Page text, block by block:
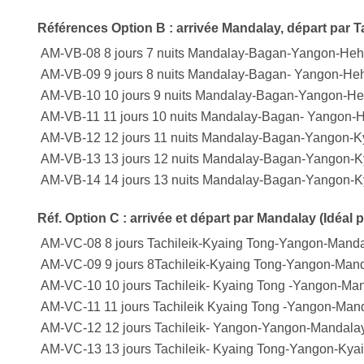
Références Option B : arrivée Mandalay, départ par
AM-VB-08 8 jours 7 nuits Mandalay-Bagan-Yangon-
AM-VB-09 9 jours 8 nuits Mandalay-Bagan- Yangon-
AM-VB-10 10 jours 9 nuits Mandalay-Bagan-Yangon-
AM-VB-11 11 jours 10 nuits Mandalay-Bagan-
AM-VB-12 12 jours 11 nuits Mandalay-Bagan-
AM-VB-13 13 jours 12 nuits Mandalay-Bagan-
AM-VB-14 14 jours 13 nuits Mandalay-Bagan-
Réf. Option C : arrivée et départ par Mandalay
AM-VC-08 8 jours Tachileik-Kyaing Tong-Yangon-
AM-VC-09 9 jours 8Tachileik-Kyaing Tong-Yangon-
AM-VC-10 10 jours Tachileik- Kyaing Tong -Yangon-
AM-VC-11 11 jours Tachileik Kyaing Tong -Yangon-
AM-VC-12 12 jours Tachileik- Yangon-Yangon-
AM-VC-13 13 jours Tachileik- Kyaing Tong-Yangon-